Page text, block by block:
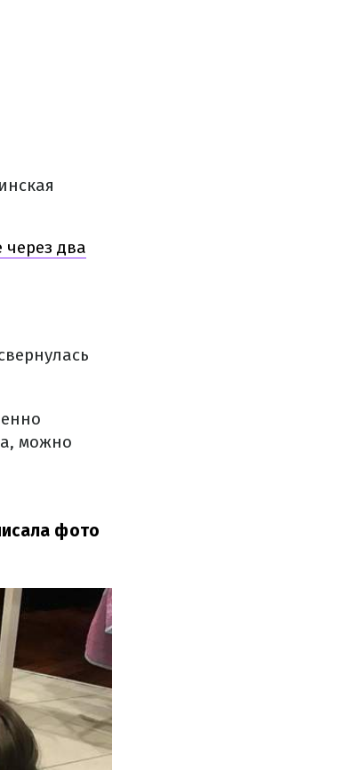
два
можно
фото